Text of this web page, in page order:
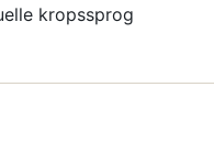
kropssprog